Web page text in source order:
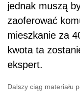
jednak muszą
zaoferować
mieszkanie za
kwota ta
ekspert.
Dalszy ciąg materiału